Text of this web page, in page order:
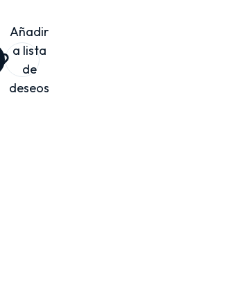
Añadir
a lista
de
deseos